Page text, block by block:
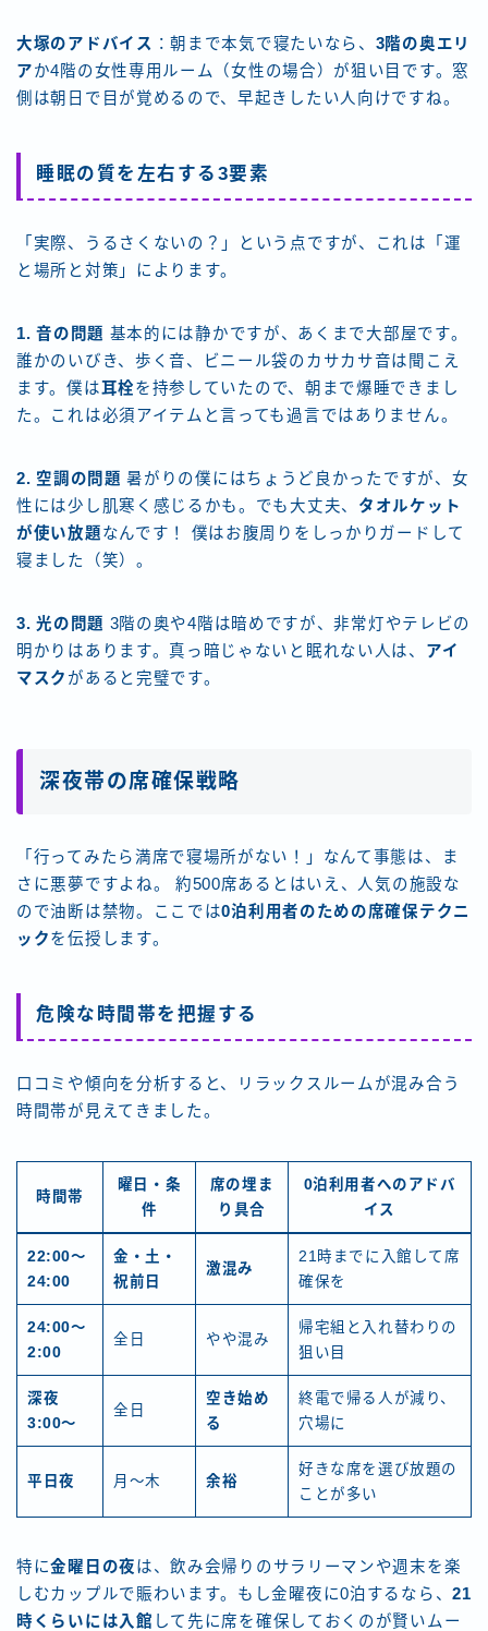
大塚のアドバイス ：朝まで本気で寝たいなら、 3階の奥エリ
アか4階の女性専用ルーム（女性の場合）が狙い目です。窓
側は朝日で目が覚めるので、早起きしたい人向けですね。
睡眠の質を左右する3要素
「実際、うるさくないの？」という点ですが、これは「運
と場所と対策」によります。
1. 音の問題 基本的には静かですが、あくまで大部屋です。
誰かのいびき、歩く音、ビニール袋のカサカサ音は聞こえ
ます。僕は耳栓を持参していたので、朝まで爆睡できまし
た。これは必須アイテムと言っても過言ではありません。
2. 空調の問題 暑がりの僕にはちょうど良かったですが、女
性には少し肌寒く感じるかも。でも大丈夫、 タオルケット
が使い放題なんです！ 僕はお腹周りをしっかりガードして
寝ました（笑）。
3. 光の問題 3階の奥や4階は暗めですが、非常灯やテレビの
明かりはあります。真っ暗じゃないと眠れない人は、 アイ
マスク があると完璧です。
深夜帯の席確保戦略
「行ってみたら満席で寝場所がない！」なんて事態は、ま
さに悪夢ですよね。 約500席あるとはいえ、人気の施設な
ので油断は禁物。ここでは0泊利用者のための席確保テクニ
ックを伝授します。
危険な時間帯を把握する
口コミや傾向を分析すると、リラックスルームが混み合う
時間帯が見えてきました。
時間帯
曜日・条
件
席の埋ま
り具合
0泊利用者へのアドバ
イス
22:00〜
24:00
金・土・
祝前日
激混み
21時までに入館して席
確保を
24:00〜
2:00
全日 やや混み
帰宅組と入れ替わりの
狙い目
深夜
3:00〜
全日
空き始め
る
終電で帰る人が減り、
穴場に
平日夜 月〜木 余裕
好きな席を選び放題の
ことが多い
特に金曜日の夜は、飲み会帰りのサラリーマンや週末を楽
しむカップルで賑わいます。もし金曜夜に0泊するなら、21
時くらいには入館 して先に席を確保しておくのが賢いムー